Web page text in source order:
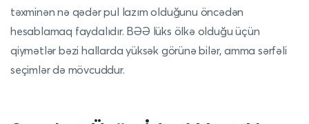
təxminən nə qədər pul lazım olduğunu öncədən
hesablamaq faydalıdır. BƏƏ lüks ölkə olduğu üçün
qiymətlər bəzi hallarda yüksək görünə bilər, amma sərfəli
seçimlər də mövcuddur.